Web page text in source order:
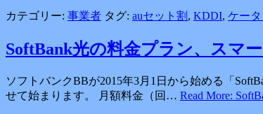
カテゴリー: 事業者 タグ: auセット割 , KDDI, ケータ
SoftBank光の料金プラン、スマ
ソフトバンクBBが2015年3月1日から始める「
せて始まります。 月額料金（回… Read More: